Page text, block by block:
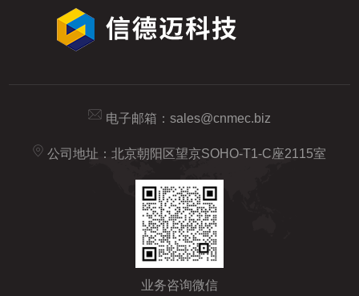
电子邮箱： sales@cnmec.biz
公司地址：北京朝阳区望京SOHO-T1-C座2115室
业务咨询微信